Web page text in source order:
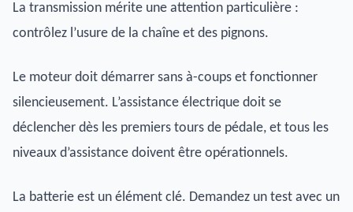
La transmission mérite une attention particulière :
contrôlez l’usure de la chaîne et des pignons.
Le moteur doit démarrer sans à-coups et fonctionner
silencieusement. L’assistance électrique doit se
déclencher dès les premiers tours de pédale, et tous les
niveaux d’assistance doivent être opérationnels.
La batterie est un élément clé. Demandez un test avec un